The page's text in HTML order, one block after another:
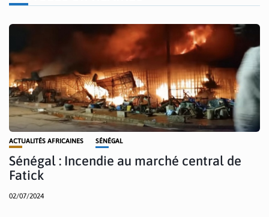
ACTUALITÉS AFRICAINES SÉNÉGAL
Sénégal : Incendie au marché central de
Fatick
02/07/2024